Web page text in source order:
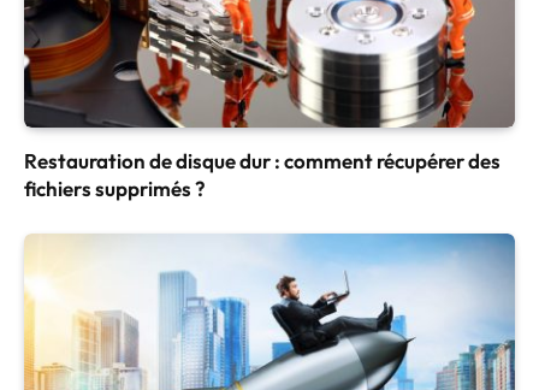
Restauration de disque dur : comment récupérer des
fichiers supprimés ?